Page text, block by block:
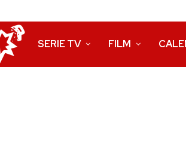
SERIE TV FILM